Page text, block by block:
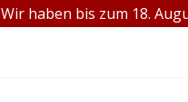
60656913
haben bis zum 18.